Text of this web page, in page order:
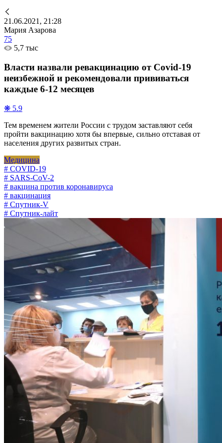
21.06.2021, 21:28
Мария Азарова
75
5,7 тыс
Власти назвали ревакцинацию от Covid-19
неизбежной и рекомендовали прививаться
каждые 6-12 месяцев
❋ 5.9
Тем временем жители России с трудом заставляют себя
пройти вакцинацию хотя бы впервые, сильно отставая от
населения других развитых стран.
Медицина
# COVID-19
# SARS-CoV-2
# вакцина против коронавируса
# вакцинация
# Спутник-V
# Спутник-лайт